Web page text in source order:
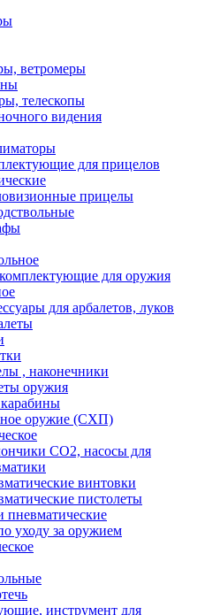
ветромеры
телескопы
видения
для прицелов
прицелы
для оружия
для арбалетов, луков
, наконечники
оружия
оружие (СХП)
СО2, насосы для
винтовки
пистолеты
пневматические
уходу за оружием
инструмент для